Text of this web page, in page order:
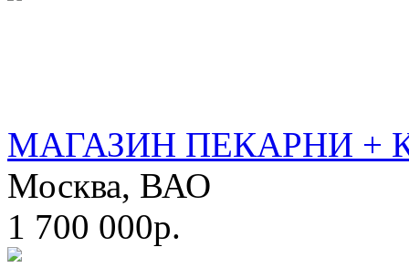
МАГАЗИН ПЕКАРНИ +
Москва, ВАО
1 700 000р.